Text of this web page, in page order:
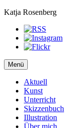
Katja Rosenberg
Menü
Aktuell
Kunst
Unterricht
Skizzenbuch
Illustration
Über mich